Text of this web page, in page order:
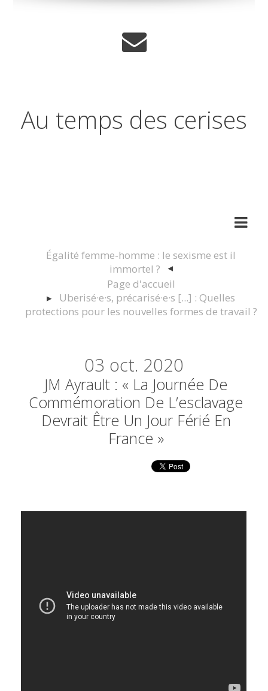
Au temps des cerises
Égalité femme-homme : le sexisme est il
immortel ?
Page d'accueil
Uberisé·e·s, précarisé·e·s [...] : Quelles
protections pour les nouvelles formes de travail ?
03 oct. 2020
JM Ayrault : « La Journée De
Commémoration De L’esclavage
Devrait Être Un Jour Férié En
France »